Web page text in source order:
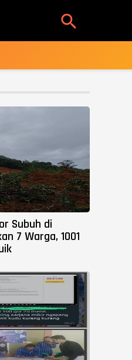

Subuh di
7 Warga, 1001